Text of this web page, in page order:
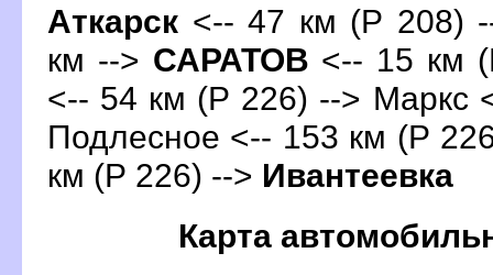
Аткарск <-- 47 км (Р 208)
км --> САРАТО <-- 15 км
<-- 54 км (Р 226) --> Маркс
Подлесное <-- 153 км (Р
км (Р 226) --> Ивантеевка
Карта